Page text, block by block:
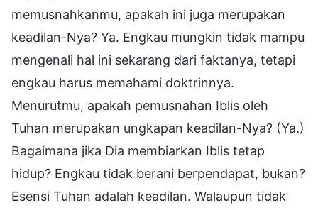
memusnahkanmu, apakah ini juga merupakan
keadilan-Nya? Ya. Engkau mungkin tidak mampu
mengenali hal ini sekarang dari faktanya, tetapi
engkau harus memahami doktrinnya.
Menurutmu, apakah pemusnahan Iblis oleh
Tuhan merupakan ungkapan keadilan-Nya? (Ya.)
Bagaimana jika Dia membiarkan Iblis tetap
hidup? Engkau tidak berani berpendapat, bukan?
Esensi Tuhan adalah keadilan. Walaupun tidak